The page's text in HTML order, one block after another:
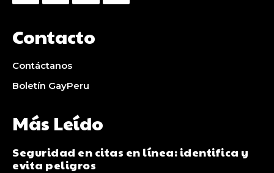
Contacto
Contáctanos
Boletín GayPeru
Más Leído
Seguridad en citas en línea: identifica y
evita peligros